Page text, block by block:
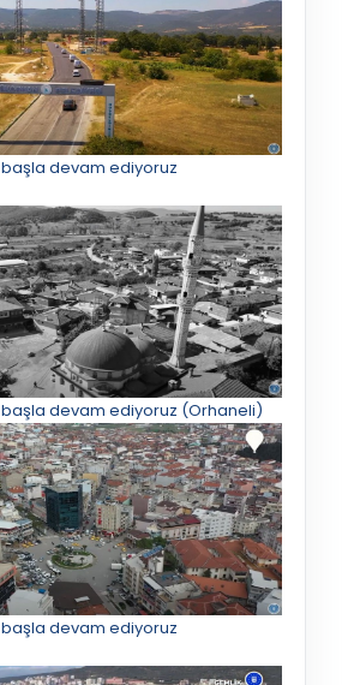
başla devam ediyoruz
başla devam ediyoruz (Orhaneli)
başla devam ediyoruz